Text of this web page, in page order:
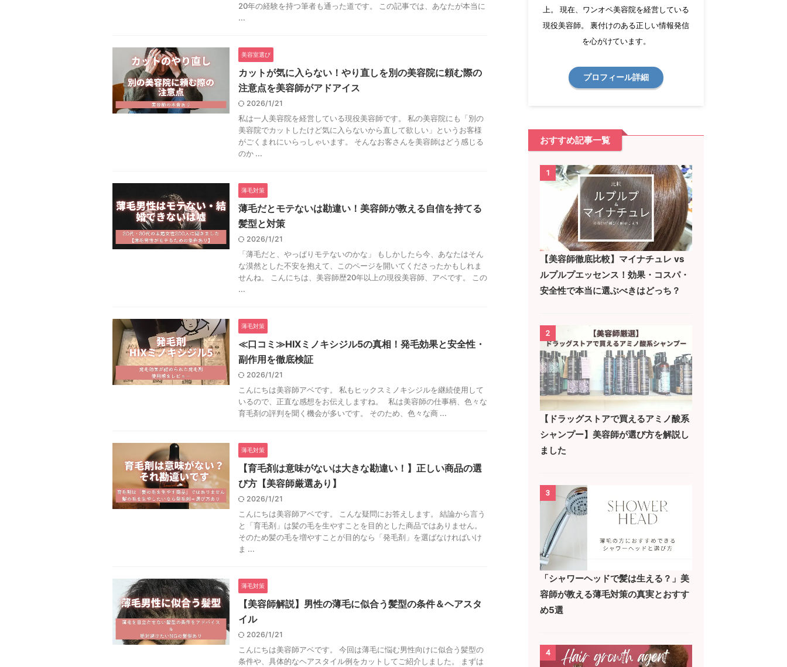
20年の経験を持つ筆者も通った道です。 この記事では、あなたが本当に
...
美容室選び
カットが気に入らない！やり直しを別の美容院に頼む際の
注意点を美容師がアドアイス
2026/1/21
私は一人美容院を経営している現役美容師です。 私の美容院にも「別の
美容院でカットしたけど気に入らないから直して欲しい」というお客様
がごくまれにいらっしゃいます。 そんなお客さんを美容師はどう感じる
のか ...
薄毛対策
薄毛だとモテないは勘違い！美容師が教える自信を持てる
髪型と対策
2026/1/21
「薄毛だと、やっぱりモテないのかな」 もしかしたら今、あなたはそん
な漠然とした不安を抱えて、このページを開いてくださったかもしれま
せんね。 こんにちは、美容師歴20年以上の現役美容師、アベです。 この
...
薄毛対策
≪口コミ≫HIXミノキシジル5の真相！発毛効果と安全性・
副作用を徹底検証
2026/1/21
こんにちは美容師アベです。 私もヒックスミノキシジルを継続使用して
いるので、正直な感想をお伝えしますね。 私は美容師の仕事柄、色々な
育毛剤の評判を聞く機会が多いです。 そのため、色々な商 ...
薄毛対策
【育毛剤は意味がないは大きな勘違い！】正しい商品の選
び方【美容師厳選あり】
2026/1/21
こんにちは美容師アベです。 こんな疑問にお答えします。 結論から言う
と「育毛剤」は髪の毛を生やすことを目的とした商品ではありません。
そのため髪の毛を増やすことが目的なら「発毛剤」を選ばなければいけ
ま ...
薄毛対策
【美容師解説】男性の薄毛に似合う髪型の条件＆ヘアスタ
イル
2026/1/21
こんにちは美容師アベです。 今回は薄毛に悩む男性向けに似合う髪型の
条件や、具体的なヘアスタイル例をカットしてご紹介しました。 まずは
上。 現在、ワンオペ美容院を経営している
現役美容師。 裏付けのある正しい情報発信
を心がけています。
プロフィール詳細
おすすめ記事一覧
1
【美容師徹底比較】マイナチュレ vs
ルプルプエッセンス！効果・コスパ・
安全性で本当に選ぶべきはどっち？
2
【ドラッグストアで買えるアミノ酸系
シャンプー】美容師が選び方を解説し
ました
3
「シャワーヘッドで髪は生える？」美
容師が教える薄毛対策の真実とおすす
め5選
4